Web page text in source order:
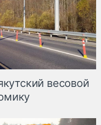
весовой